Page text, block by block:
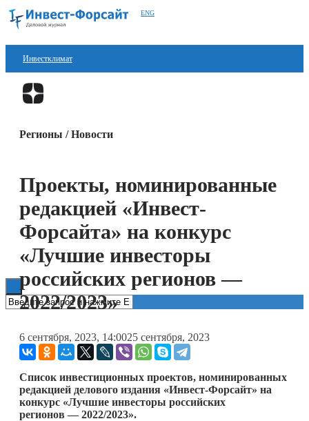
ENG
Инвестклимат
Финансы
Технологии
ESG
Книги
Регионы / Новости
Проекты, номинированные
редакцией «Инвест-
Форсайта» на конкурс
«Лучшие инвесторы
российских регионов —
2022/2023»
6 сентября, 2023, 14:0025 сентября, 2023
Список инвестиционных проектов, номинированных
редакцией делового издания «Инвест-Форсайт» на
конкурс «Лучшие инвесторы российских
регионов — 2022/2023».